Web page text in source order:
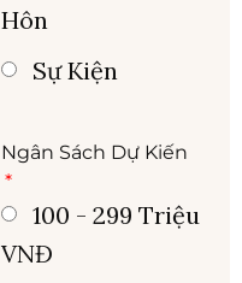
Hôn
Sự Kiện
Ngân Sách Dự Kiến
100 - 299 Triệu
VNĐ